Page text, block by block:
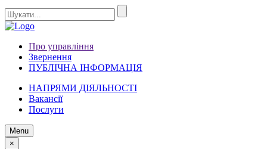
Про управління
Звернення
ПУБЛІЧНА ІНФОРМАЦІЯ
НАПРЯМИ ДІЯЛЬНОСТІ
Вакансії
Послуги
Menu
×